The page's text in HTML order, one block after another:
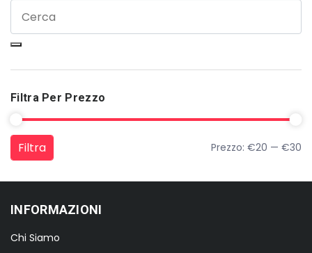
Filtra Per Prezzo
Prezzo Min
Prezzo Max
Filtra Prezzo: €20 — €30
INFORMAZIONI
Chi Siamo